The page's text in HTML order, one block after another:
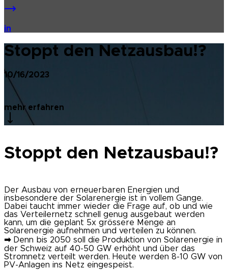
in
Stoppt den Netzausbau!?
10/16/2023
mehr erfahren
Stoppt den Netzausbau!?
Der Ausbau von erneuerbaren Energien und
insbesondere der Solarenergie ist in vollem Gange.
Dabei taucht immer wieder die Frage auf, ob und wie
das Verteilernetz schnell genug ausgebaut werden
kann, um die geplant 5x grössere Menge an
Solarenergie aufnehmen und verteilen zu können.
➡Denn bis 2050 soll die Produktion von Solarenergie in
der Schweiz auf 40-50 GW erhöht und über das
Stromnetz verteilt werden. Heute werden 8-10 GW von
PV-Anlagen ins Netz eingespeist.